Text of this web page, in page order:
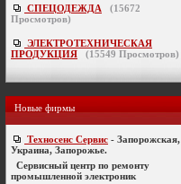
СПЕЦОДЕЖДА (15672
Просмотров)
ЭЛЕКТРОТЕХНИЧЕСКАЯ
ПРОДУКЦИЯ
(15549 Просмотров)
Новые фирмы
Техносенс Сервис - Запорожская,
Украина, Запорожье.
Cервисный центр по ремонту
промышленной электроник